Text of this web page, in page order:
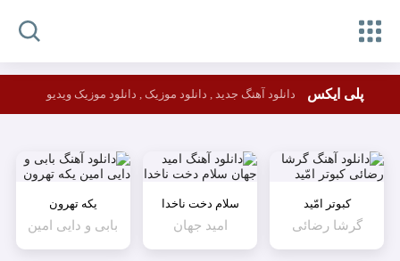
پلی ایکس دانلود آهنگ جدید , دانلود موزیک , دانلود موزیک ویدیو
کبوتر امّید
گرشا رضائی
سلام دخت ناخدا
امید جهان
یکه تهرون
بابی و دایی امین